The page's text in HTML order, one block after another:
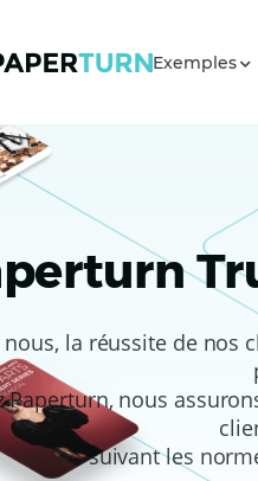
Exemples
nous, la réussite de nos
Paperturn, nous
suivant les